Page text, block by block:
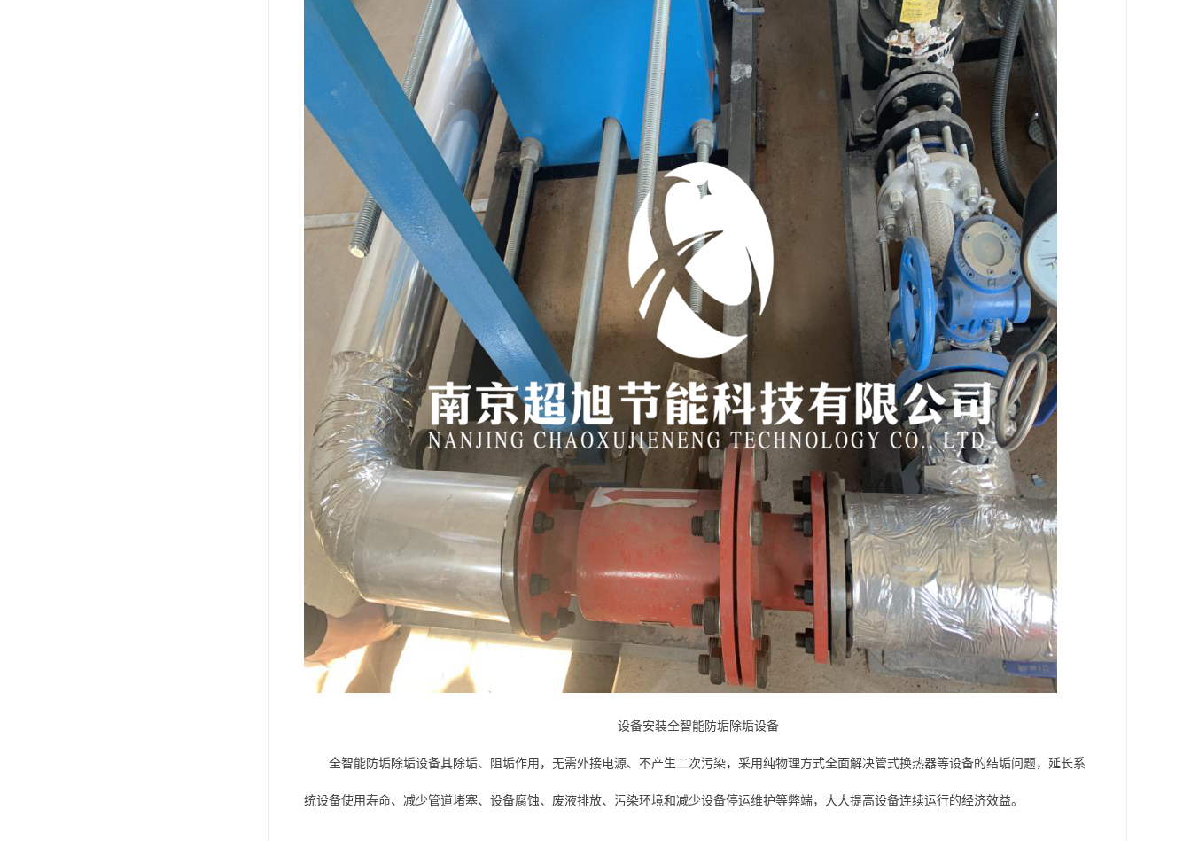
设备安装全智能防垢除垢设备
全智能防垢除垢设备其除垢、阻垢作用，无需外接电源、不产生二次污染，采用纯物理方式全面解决管式换热器等设备的结垢问题，延长系
统设备使用寿命、减少管道堵塞、设备腐蚀、废液排放、污染环境和减少设备停运维护等弊端，大大提高设备连续运行的经济效益。